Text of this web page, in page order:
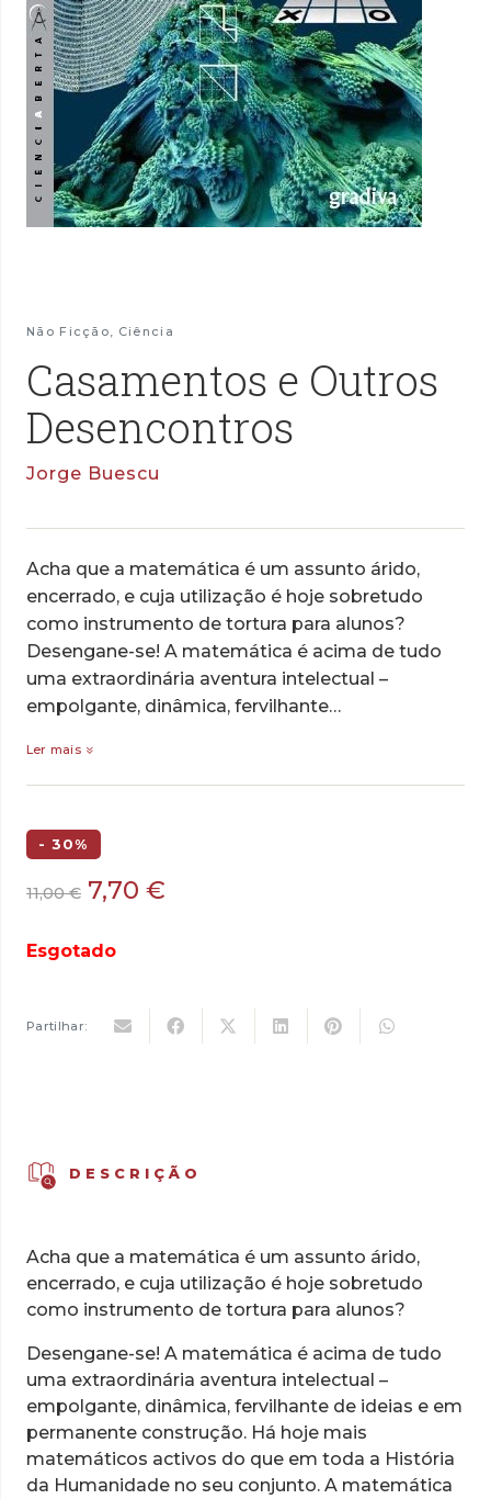
Não Ficção, Ciência
Casamentos e Outros
Desencontros
Jorge Buescu
Acha que a matemática é um assunto árido,
encerrado, e cuja utilização é hoje sobretudo
como instrumento de tortura para alunos?
Desengane-se! A matemática é acima de tudo
uma extraordinária aventura intelectual –
empolgante, dinâmica, fervilhante…
Ler mais
- 30%
11,00€ O
original
7,70 €
Esgotado
Partilhar:
DESCRIÇÃO
Acha que a matemática é um assunto árido,
encerrado, e cuja utilização é hoje sobretudo
como instrumento de tortura para alunos?
Desengane-se! A matemática é acima de tudo
uma extraordinária aventura intelectual –
empolgante, dinâmica, fervilhante de ideias e em
permanente construção. Há hoje mais
matemáticos activos do que em toda a História
da Humanidade no seu conjunto. A matemática